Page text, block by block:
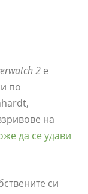
2 е
по
на
да се удави
си